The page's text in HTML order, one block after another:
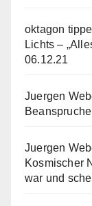
oktagon
Lichts –
06.12.21
Juergen
Juergen
Kosmischer
war und